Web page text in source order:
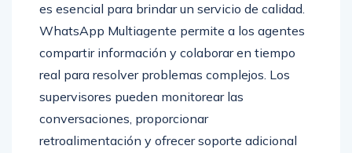
es esencial para brindar un servicio de calidad.
WhatsApp Multiagente permite a los agentes
compartir información y colaborar en tiempo
real para resolver problemas complejos. Los
supervisores pueden monitorear las
conversaciones, proporcionar
retroalimentación y ofrecer soporte adicional